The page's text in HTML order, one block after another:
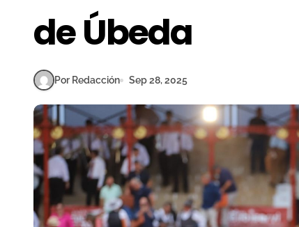
de Úbeda
Por Redacción Sep 28, 2025